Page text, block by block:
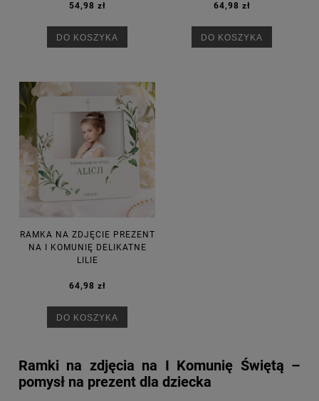
54,98 zł
DO KOSZYKA
64,98 zł
DO KOSZYKA
RAMKA NA ZDJĘCIE PREZENT
NA I KOMUNIĘ DELIKATNE
LILIE
64,98 zł
DO KOSZYKA
Ramki na zdjęcia na I Komunię Świętą –
pomysł na prezent dla dziecka